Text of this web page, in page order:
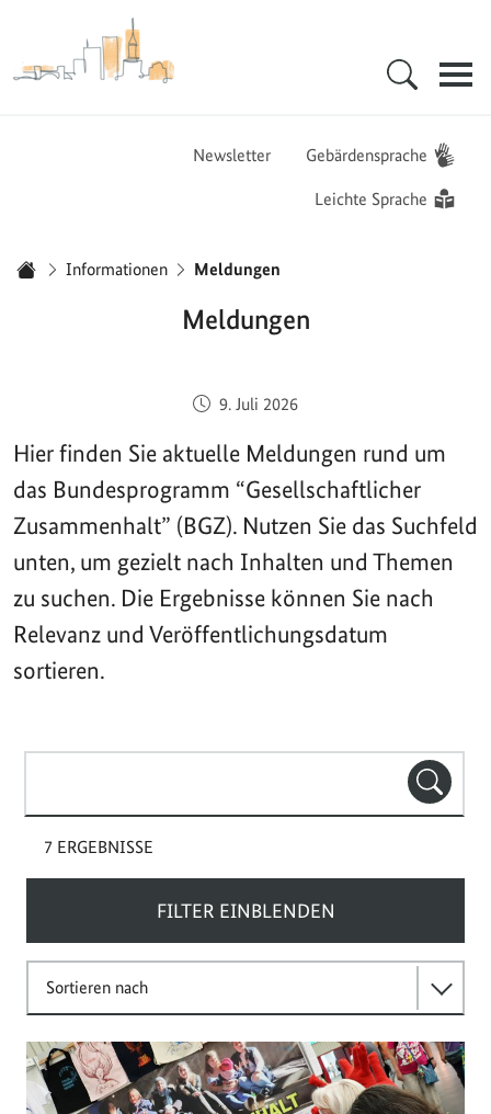
Zur Startseite - BGZ - Bundesamt für Migration und Flüchtlinge
Newsletter Gebärdensprache
Leichte Sprache
Informationen Meldungen
Meldungen
Veröffentlicht am:
9. Juli 2026
Hier finden Sie aktuelle Meldungen rund um
das Bundesprogramm “Gesellschaftlicher
Zusammenhalt” (BGZ). Nutzen Sie das Suchfeld
unten, um gezielt nach Inhalten und Themen
zu suchen. Die Ergebnisse können Sie nach
Relevanz und Veröffentlichungsdatum
sortieren.
7 ERGEBNISSE
FILTER EINBLENDEN
Sortieren nach